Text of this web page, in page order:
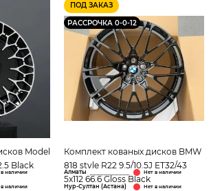
Model
Black
ПОД ЗАКАЗ
РАССРОЧКА 0-0-12
Комплект кованых дисков BMW
818 style R22 9.5/10.5J ET32/43
5x112 66.6 Gloss Black
Алматы
Нур-Султан (Астана)